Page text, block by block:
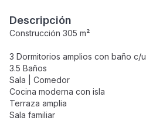
Descripción
Construcción 305 m²
3 Dormitorios amplios con baño c/u
3.5 Baños
Sala | Comedor
Cocina moderna con isla
Terraza amplia
Sala familiar